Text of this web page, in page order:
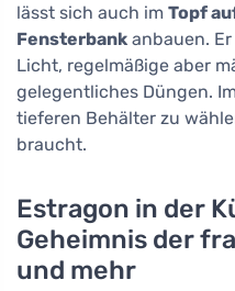
lässt sich auch im Topf
Fensterbank anbauen.
Licht, regelmäßige aber
gelegentliches Düngen.
tieferen Behälter zu
braucht.
Estragon in der
Geheimnis der
und mehr